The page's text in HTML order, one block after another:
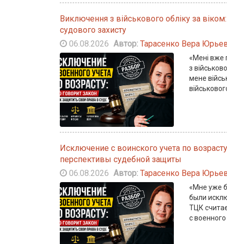
Виключення з військового обліку за
судового захисту
06.08.2026 Автор: Тарасенко Вера
«Мені вже
з
мене
Исключение с воинского учета по
перспективы судебной защиты
06.08.2026 Автор: Тарасенко Вера
«Мне уже
были
ТЦК
с